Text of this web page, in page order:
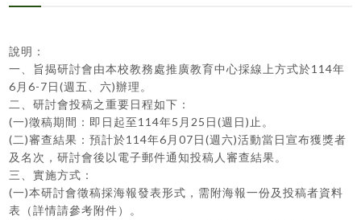
說明：
一、旨揭研討會由本校教務處推廣教育中心採線上方式於114年
6月6-7日(週五、六)辦理。
二、研討會投稿之重要日程如下：
(一)徵稿期間：即日起至114年5月25日(週日)止。
(二)審查結果：預計於114年6月07日(週六)活動當日宣布獲獎者
及名次，研討會後以電子郵件通知投稿人審查結果。
三、實施方式：
(一)本研討會徵稿採海報發表形式，需附海報一份及投稿者資料
表（詳情請參考附件）。